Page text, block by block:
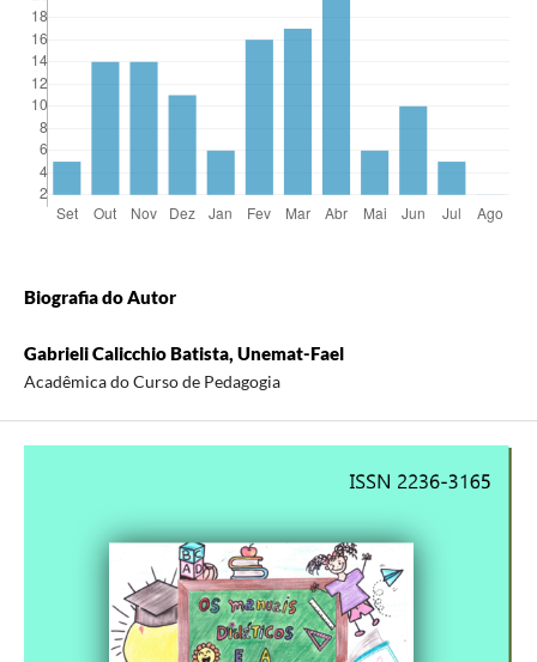
Biografia do Autor
Gabrieli Calicchio Batista, Unemat-Fael
Acadêmica do Curso de Pedagogia